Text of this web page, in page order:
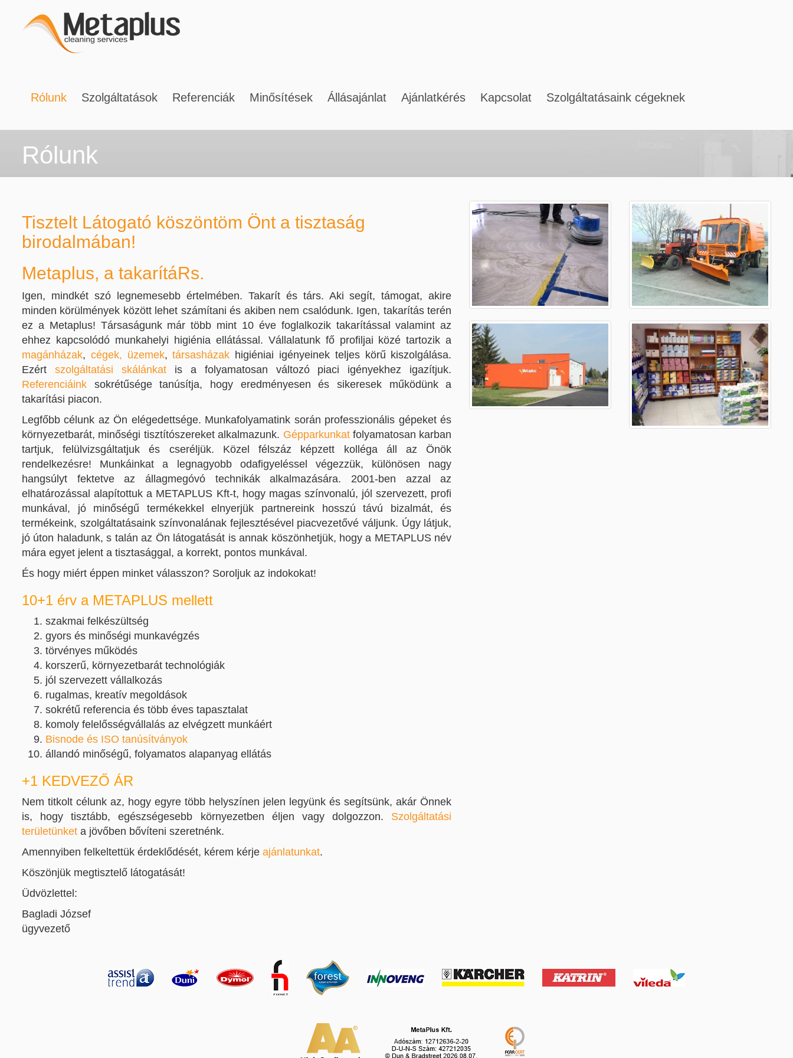
Rólunk Szolgáltatások Referenciák Minősítések Állásajánlat Ajánlatkérés Kapcsolat Szolgáltatásaink cégeknek
Szolgáltatásaink társasházaknak
Rólunk
Tisztelt Látogató köszöntöm Önt a tisztaság
birodalmában!
Metaplus, a takarítáRs.
Igen, mindkét szó legnemesebb értelmében. Takarít és társ. Aki segít, támogat, akire
minden körülmények között lehet számítani és akiben nem csalódunk. Igen, takarítás terén
ez a Metaplus! Társaságunk már több mint 10 éve foglalkozik takarítással valamint az
ehhez kapcsolódó munkahelyi higiénia ellátással. Vállalatunk fő profiljai közé tartozik a
magánházak, cégek, üzemek,társasházak higiéniai igényeinek teljes körű kiszolgálása.
Ezért szolgáltatási skálánkat is a folyamatosan változó piaci igényekhez igazítjuk.
Referenciáink sokrétűsége tanúsítja, hogy eredményesen és sikeresek működünk a
takarítási piacon.
Legfőbb célunk az Ön elégedettsége. Munkafolyamatink során professzionális gépeket és
környezetbarát, minőségi tisztítószereket alkalmazunk. Gépparkunkatfolyamatosan karban
tartjuk, felülvizsgáltatjuk és cseréljük. Közel félszáz képzett kolléga áll az Önök
rendelkezésre! Munkáinkat a legnagyobb odafigyeléssel végezzük, különösen nagy
hangsúlyt fektetve az állagmegóvó technikák alkalmazására. 2001-ben azzal az
elhatározással alapítottuk a METAPLUS Kft-t, hogy magas színvonalú, jól szervezett, profi
munkával, jó minőségű termékekkel elnyerjük partnereink hosszú távú bizalmát, és
termékeink, szolgáltatásaink színvonalának fejlesztésével piacvezetővé váljunk. Úgy látjuk,
jó úton haladunk, s talán az Ön látogatását is annak köszönhetjük, hogy a METAPLUS név
mára egyet jelent a tisztasággal, a korrekt, pontos munkával.
És hogy miért éppen minket válasszon? Soroljuk az indokokat!
10+1 érv a METAPLUS mellett
szakmai felkészültség
gyors és minőségi munkavégzés
törvényes működés
korszerű, környezetbarát technológiák
jól szervezett vállalkozás
rugalmas, kreatív megoldások
sokrétű referencia és több éves tapasztalat
komoly felelősségvállalás az elvégzett munkáért
Bisnode és ISO tanúsítványok
állandó minőségű, folyamatos alapanyag ellátás
+1 KEDVEZŐ ÁR
Nem titkolt célunk az, hogy egyre több helyszínen jelen legyünk és segítsünk, akár Önnek
is, hogy tisztább, egészségesebb környezetben éljen vagy dolgozzon. Szolgáltatási
területünket a jövőben bővíteni szeretnénk.
Amennyiben felkeltettük érdeklődését, kérem kérje ajánlatunkat.
Köszönjük megtisztelő látogatását!
Üdvözlettel:
Bagladi József
ügyvezető